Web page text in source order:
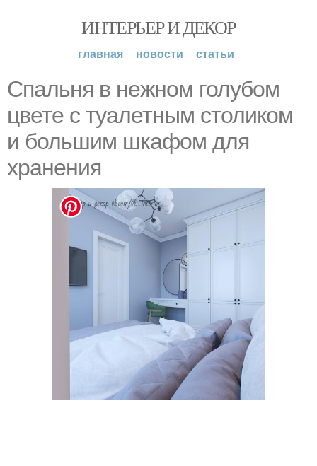
ИНТЕРЬЕР И ДЕКОР
главная новости статьи
Спальня в нежном голубом
цвете с туалетным столиком
и большим шкафом для
хранения